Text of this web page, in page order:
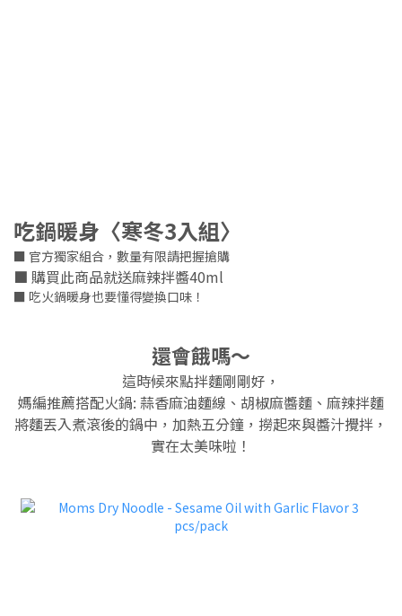
吃鍋暖身〈寒冬3入組〉
■ 官方獨家組合，數量有限請把握搶購
■ 購買此商品就送麻辣拌醬40ml
■ 吃火鍋暖身也要懂得變換口味！
還會餓嗎～
這時候來點拌麵剛剛好，
媽編推薦搭配火鍋: 蒜香麻油麵線、胡椒麻醬麵、麻辣拌麵
將麵丟入煮滾後的鍋中，加熱五分鐘，撈起來與醬汁攪拌，
實在太美味啦！